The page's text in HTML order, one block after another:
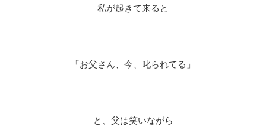
私が起きて来ると
「お父さん、今、叱られてる」
と、父は笑いながら